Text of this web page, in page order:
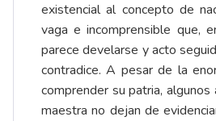
existencial al concepto de
vaga e incomprensible que,
parece develarse y acto
contradice. A pesar de la
comprender su patria,
maestra no dejan de